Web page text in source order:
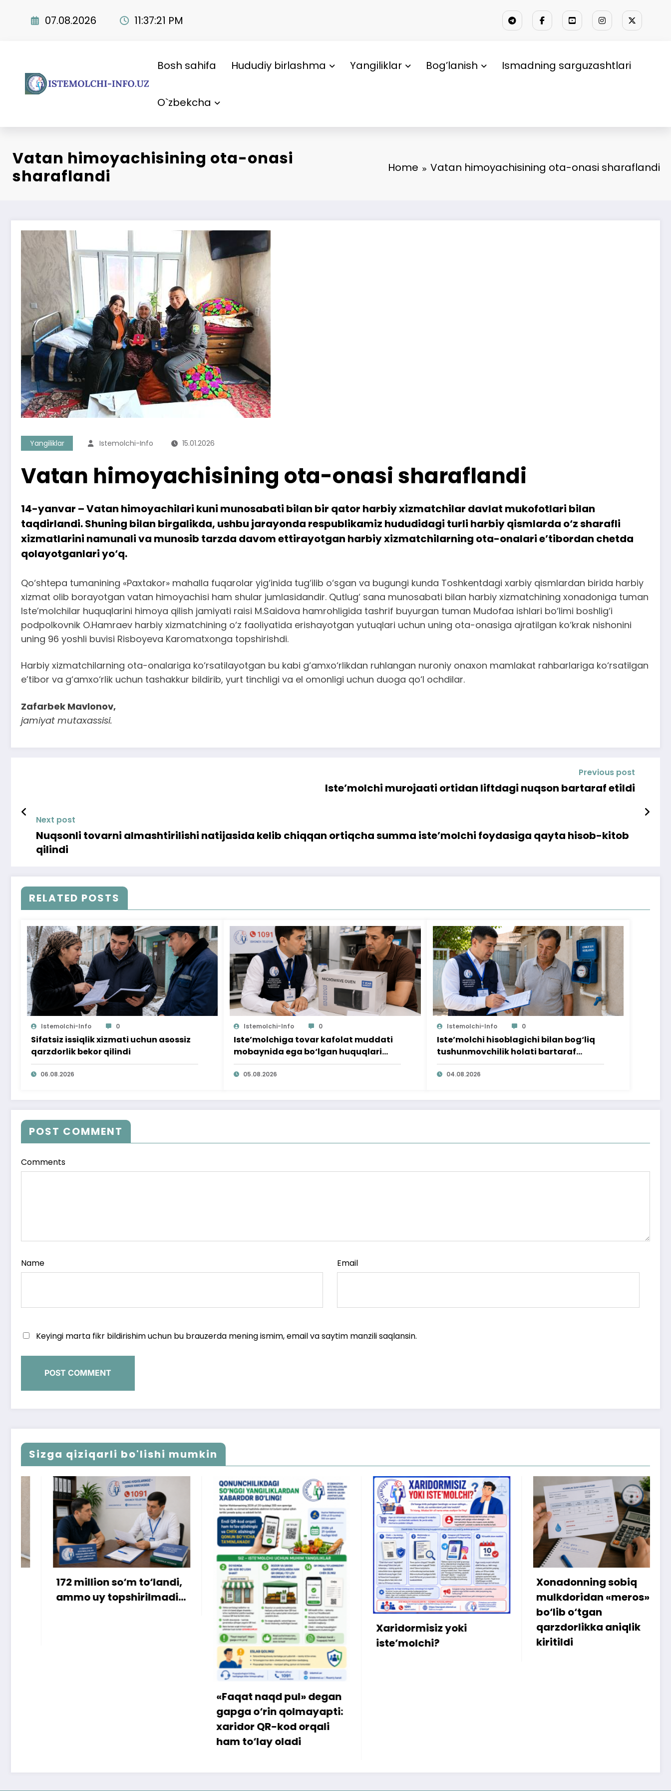
07.08.2026 11:37:22 PM
Bosh sahifa Hududiy birlashma Yangiliklar Bog’lanish Ismadning sarguzashtlari
O`zbekcha
Vatan himoyachisining ota-onasi
sharaflandi
Home Vatan himoyachisining ota-onasi sharaflandi
Yangiliklar Istemolchi-Info 15.01.2026
Vatan himoyachisining ota-onasi sharaflandi
14-yanvar – Vatan himoyachilari kuni munosabati bilan bir qator harbiy xizmatchilar davlat mukofotlari bilan
taqdirlandi. Shuning bilan birgalikda, ushbu jarayonda respublikamiz hududidagi turli harbiy qismlarda o‘z sharafli
xizmatlarini namunali va munosib tarzda davom ettirayotgan harbiy xizmatchilarning ota-onalari e’tibordan chetda
qolayotganlari yo‘q.
Qo‘shtepa tumanining «Paxtakor» mahalla fuqarolar yig‘inida tug‘ilib o‘sgan va bugungi kunda Toshkentdagi xarbiy qismlardan birida harbiy
xizmat olib borayotgan vatan himoyachisi ham shular jumlasidandir. Qutlug‘ sana munosabati bilan harbiy xizmatchining xonadoniga tuman
Iste’molchilar huquqlarini himoya qilish jamiyati raisi M.Saidova hamrohligida tashrif buyurgan tuman Mudofaa ishlari bo‘limi boshlig‘i
podpolkovnik O.Hamraev harbiy xizmatchining o‘z faoliyatida erishayotgan yutuqlari uchun uning ota-onasiga ajratilgan ko‘krak nishonini
uning 96 yoshli buvisi Risboyeva Karomatxonga topshirishdi.
Harbiy xizmatchilarning ota-onalariga ko‘rsatilayotgan bu kabi g‘amxo‘rlikdan ruhlangan nuroniy onaxon mamlakat rahbarlariga ko‘rsatilgan
e’tibor va g‘amxo‘rlik uchun tashakkur bildirib, yurt tinchligi va el omonligi uchun duoga qo‘l ochdilar.
Zafarbek Mavlonov,
jamiyat mutaxassisi.
Previous post
Iste’molchi murojaati ortidan liftdagi nuqson bartaraf etildi
Next post
Nuqsonli tovarni almashtirilishi natijasida kelib chiqqan ortiqcha summa iste’molchi foydasiga qayta hisob-kitob
qilindi
RELATED POSTS
Istemolchi-Info 0
Sifatsiz issiqlik xizmati uchun asossiz
qarzdorlik bekor qilindi
06.08.2026
Istemolchi-Info 0
Iste’molchiga tovar kafolat muddati
mobaynida ega bo‘lgan huquqlari
ta’minlab berildi
05.08.2026
Istemolchi-Info 0
Iste’molchi hisoblagichi bilan bog‘liq
tushunmovchilik holati bartaraf
qilindi
04.08.2026
POST COMMENT
Comments
Name Email
Keyingi marta fikr bildirishim uchun bu brauzerda mening ismim, email va saytim manzili saqlansin.
Sizga qiziqarli bo'lishi mumkin
so‘m to‘landi,
uy topshirilmadi…
«Faqat naqd pul» degan
gapga o‘rin qolmayapti:
xaridor QR-kod orqali
ham to‘lay oladi
Xaridormisiz yoki
iste’molchi?
Xonadonning sobiq
mulkdoridan «meros»
bo‘lib o‘tgan
qarzdorlikka aniqlik
amalga